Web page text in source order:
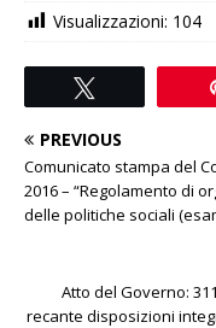
Visualizzazioni: 104
PREVIOUS
Comunicato stampa del
2016 – “Regolamento di
delle politiche sociali
Atto del Governo:
recante disposizioni